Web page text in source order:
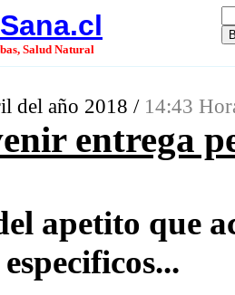
Salud Natural
del año 2018 / 14:43
entrega
apetito que